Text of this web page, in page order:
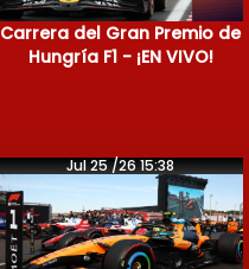
Carrera del Gran Premio de
Hungría F1 - ¡EN VIVO!
Jul 25 /26 15:38